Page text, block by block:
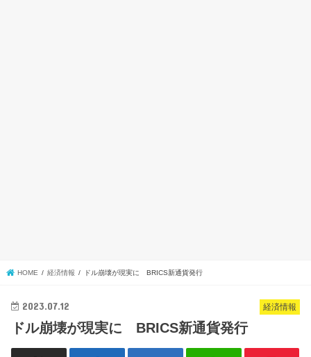
HOME 経済情報 ドル崩壊が現実に BRICS新通貨発行
経済情報
2023.07.12
ドル崩壊が現実に BRICS新通貨発行